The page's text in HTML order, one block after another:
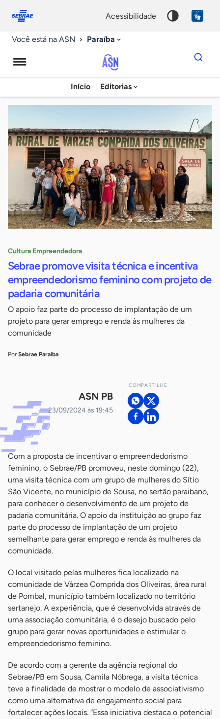
conosco
acessibilidade
Você está na ASN Paraíba
Agência
Sebrae
Notícias
Início Editorias
Dados
para
chave
Cultura Empreendedora
Sebrae promove visita técnica e incentiva
empreendedorismo feminino com projeto de
padaria comunitária
O apoio faz parte do processo de implantação de um
projeto para gerar emprego e renda às mulheres da
comunidade
Por Sebrae Paraíba
ASN PB
23/09/2024 às 19:45
COMPARTILHE
Com a proposta de incentivar o empreendedorismo
feminino, o Sebrae/PB promoveu, neste domingo (22),
uma visita técnica com um grupo de mulheres do Sítio
São Vicente, no município de Sousa, no sertão paraibano,
para conhecer o desenvolvimento de um projeto de
padaria comunitária. O apoio da instituição ao grupo faz
parte do processo de implantação de um projeto
semelhante para gerar emprego e renda às mulheres da
comunidade.
O local visitado pelas mulheres fica localizado na
comunidade de Várzea Comprida dos Oliveiras, área rural
de Pombal, município também localizado no território
sertanejo. A experiência, que é desenvolvida através de
uma associação comunitária, é o desejo buscado pelo
grupo para gerar novas oportunidades e estimular o
empreendedorismo feminino.
De acordo com a gerente da agência regional do
Sebrae/PB em Sousa, Camila Nóbrega, a visita técnica
teve a finalidade de mostrar o modelo de associativismo
como uma alternativa de engajamento social para
fortalecer ações locais. “Essa iniciativa destaca o potencial